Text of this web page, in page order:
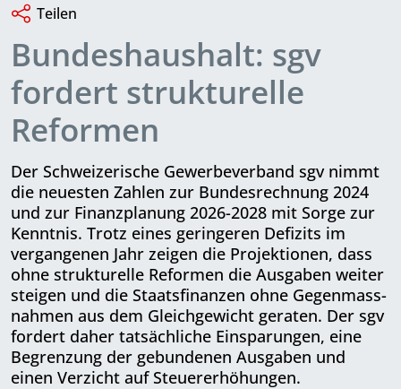
Teilen
Bundeshaushalt: sgv
fordert strukturelle
Reformen
Der Schweizerische Gewerbeverband sgv nimmt
die neuesten Zahlen zur Bundesrechnung 2024
und zur Finanz­planung 2026-2028 mit Sorge zur
Kenntnis. Trotz eines geringeren Defizits im
vergangenen Jahr zeigen die Projektionen, dass
ohne strukturelle Reformen die Ausgaben weiter
steigen und die Staatsfinanzen ohne Gegen­mass­
nahmen aus dem Gleichgewicht geraten. Der sgv
fordert daher tat­säch­liche Einsparungen, eine
Begrenzung der gebundenen Ausgaben und
einen Verzicht auf Steuererhöhungen.